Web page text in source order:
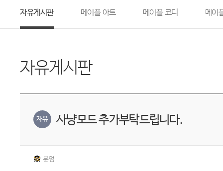
자유게시판 메이플 아트 메이플 코디 메이
자유게시판
자유 사냥모드 추가부탁드립니다.
분엄